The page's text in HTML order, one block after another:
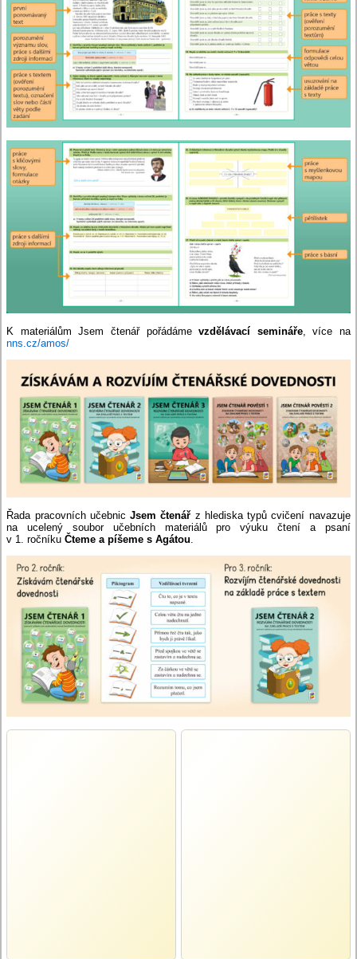
K materiálům Jsem čtenář pořádámevzdělávací semináře, více na
nns.cz/amos/
Řada pracovních učebnicJsem čtenář z hlediska typů cvičení navazuje
na ucelený soubor učebních materiálů pro výuku čtení a psaní
v 1. ročníkuČteme a píšeme s Agátou.